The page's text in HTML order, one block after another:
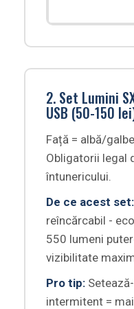
2. Set Lumini
USB (50-150
Față = albă/
Obligatorii legal
întunericului.
De ce acest set:
reîncărcabil -
550 lumeni
vizibilitate
Pro tip:
intermitent =